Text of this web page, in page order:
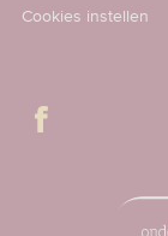
Cookies instellen